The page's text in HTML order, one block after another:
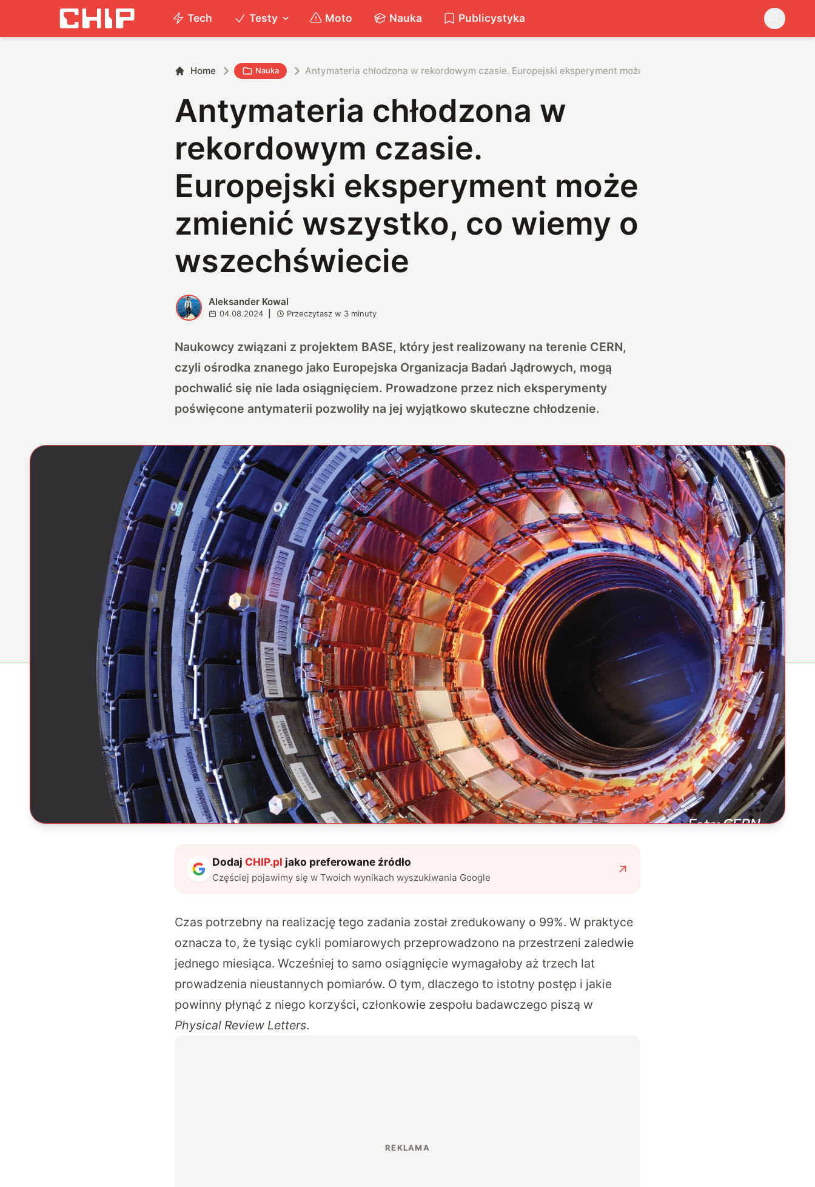
Tech Testy Moto Nauka Publicystyka
Home Nauka Antymateria chłodzona w rekordowym czasie. Europejski eksperyment może zmienić wszystko, co wiemy o
Antymateria chłodzona w
rekordowym czasie.
Europejski eksperyment może
zmienić wszystko, co wiemy o
wszechświecie
A Aleksander Kowal
04.08.2024 Przeczytasz w 3 minuty
Naukowcy związani z projektem BASE, który jest realizowany na terenie CERN,
czyli ośrodka znanego jako Europejska Organizacja Badań Jądrowych, mogą
pochwalić się nie lada osiągnięciem. Prowadzone przez nich eksperymenty
poświęcone antymaterii pozwoliły na jej wyjątkowo skuteczne chłodzenie.
Dodaj CHIP.pl jako preferowane źródło
Częściej pojawimy się w Twoich wynikach wyszukiwania Google
Czas potrzebny na realizację tego zadania został zredukowany o 99%. W praktyce
oznacza to, że tysiąc cykli pomiarowych przeprowadzono na przestrzeni zaledwie
jednego miesiąca. Wcześniej to samo osiągnięcie wymagałoby aż trzech lat
prowadzenia nieustannych pomiarów. O tym, dlaczego to istotny postęp i jakie
powinny płynąć z niego korzyści, członkowie zespołu badawczego piszą w
Physical Review Letters.